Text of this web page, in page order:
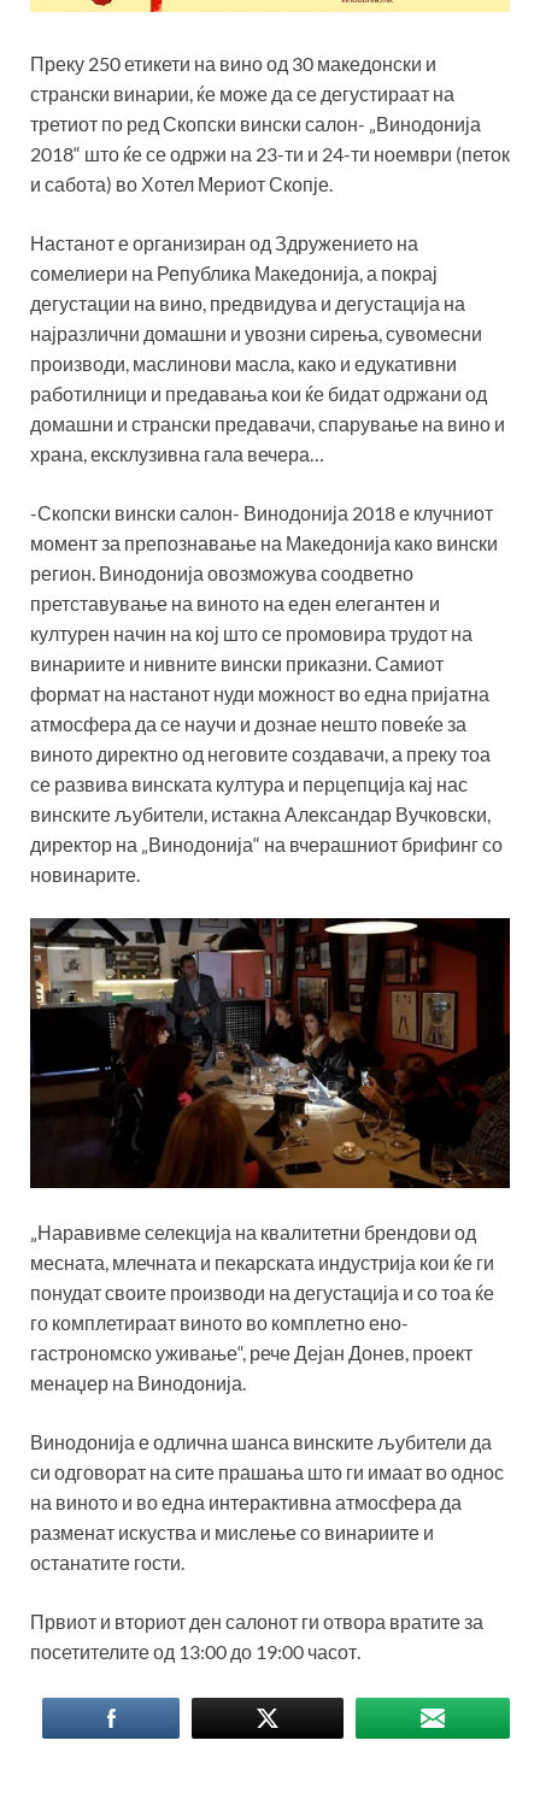
Преку 250 етикети на вино од 30 македонски и
странски винарии, ќе може да се дегустираат на
третиот по ред Скопски вински салон- „Винодонија
2018“ што ќе се одржи на 23-ти и 24-ти ноември (петок
и сабота) во Хотел Мериот Скопје.
Настанот е организиран од Здружението на
сомелиери на Република Македонија, а покрај
дегустации на вино, предвидува и дегустација на
најразлични домашни и увозни сирења, сувомесни
производи, маслинови масла, како и едукативни
работилници и предавања кои ќе бидат одржани од
домашни и странски предавачи, спарување на вино и
храна, ексклузивна гала вечера…
-Скопски вински салон- Винодонија 2018 е клучниот
момент за препознавање на Македонија како вински
регион. Винодонија овозможува соодветно
претставување на виното на еден елегантен и
културен начин на кој што се промовира трудот на
винариите и нивните вински приказни. Самиот
формат на настанот нуди можност во една пријатна
атмосфера да се научи и дознае нешто повеќе за
виното директно од неговите создавачи, а преку тоа
се развива винската култура и перцепција кај нас
винските љубители, истакна Александар Вучковски,
директор на „Винодонија“ на вчерашниот брифинг со
новинарите.
„Наравивме селекција на квалитетни брендови од
месната, млечната и пекарската индустрија кои ќе ги
понудат своите производи на дегустација и со тоа ќе
го комплетираат виното во комплетно ено-
гастрономско уживање“, рече Дејан Донев, проект
менаџер на Винодонија.
Винодонија е одлична шанса винските љубители да
си одговорат на сите прашања што ги имаат во однос
на виното и во една интерактивна атмосфера да
разменат искуства и мислење со винариите и
останатите гости.
Првиот и вториот ден салонот ги отвора вратите за
посетителите од 13:00 до 19:00 часот.